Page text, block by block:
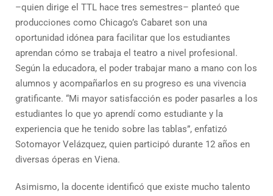
–quien dirige el TTL hace tres semestres– planteó que
producciones como Chicago’s Cabaret son una
oportunidad idónea para facilitar que los estudiantes
aprendan cómo se trabaja el teatro a nivel profesional.
Según la educadora, el poder trabajar mano a mano con los
alumnos y acompañarlos en su progreso es una vivencia
gratificante. “Mi mayor satisfacción es poder pasarles a los
estudiantes lo que yo aprendí como estudiante y la
experiencia que he tenido sobre las tablas”, enfatizó
Sotomayor Velázquez, quien participó durante 12 años en
diversas óperas en Viena.
Asimismo, la docente identificó que existe mucho talento